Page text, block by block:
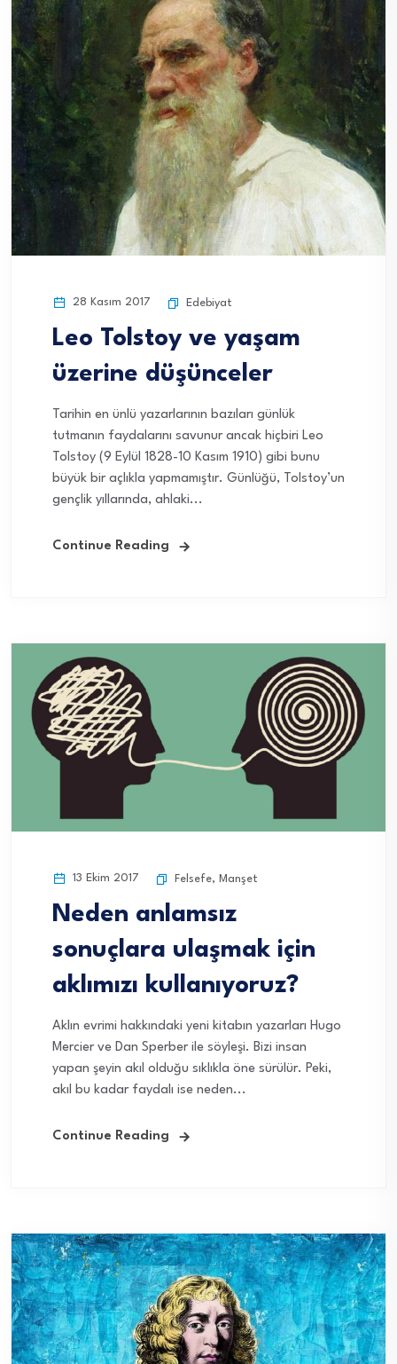
28 Kasım 2017 Edebiyat
Leo Tolstoy ve yaşam
üzerine düşünceler
Tarihin en ünlü yazarlarının bazıları günlük
tutmanın faydalarını savunur ancak hiçbiri Leo
Tolstoy (9 Eylül 1828-10 Kasım 1910) gibi bunu
büyük bir açlıkla yapmamıştır. Günlüğü, Tolstoy’un
gençlik yıllarında, ahlaki...
Continue Reading
13 Ekim 2017 Felsefe, Manşet
Neden anlamsız
sonuçlara ulaşmak için
aklımızı kullanıyoruz?
Aklın evrimi hakkındaki yeni kitabın yazarları Hugo
Mercier ve Dan Sperber ile söyleşi. Bizi insan
yapan şeyin akıl olduğu sıklıkla öne sürülür. Peki,
akıl bu kadar faydalı ise neden...
Continue Reading